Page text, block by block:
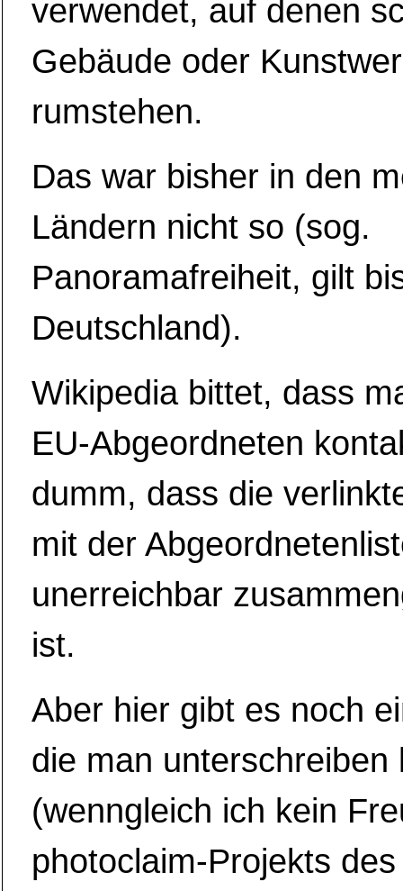
verwendet, auf denen
Gebäude oder
rumstehen.
Das war bisher in den
Ländern nicht so (sog.
Panoramafreiheit, gilt
Deutschland).
Wikipedia bittet, dass
EU-Abgeordneten
dumm, dass die
mit der
unerreichbar
ist.
Aber hier gibt es noch
die man unterschreiben
(wenngleich ich kein
photoclaim-Projekts